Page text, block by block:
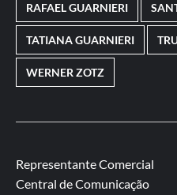
RAFAEL GUARNIERI
TATIANA GUARNIERI
WERNER ZOTZ
Representante Comercial
Central de Comunicação